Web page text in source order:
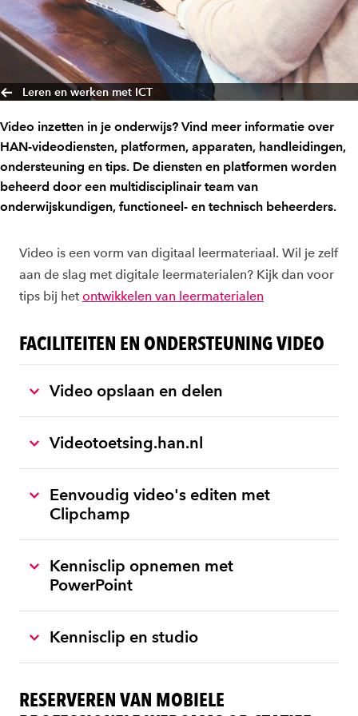
Leren en werken met ICT
Video inzetten in je onderwijs? Vind meer informatie over
HAN-videodiensten, platformen, apparaten, handleidingen,
ondersteuning en tips. De diensten en platformen worden
beheerd door een multidisciplinair team van
onderwijskundigen, functioneel- en technisch beheerders.
Video is een vorm van digitaal leermateriaal. Wil je zelf
aan de slag met digitale leermaterialen? Kijk dan voor
tips bij het ontwikkelen van leermaterialen
FACILITEITEN EN ONDERSTEUNING VIDEO
Video opslaan en delen
Videotoetsing.han.nl
Eenvoudig video's editen met
Clipchamp
Kennisclip opnemen met
PowerPoint
Kennisclip en studio
RESERVEREN VAN MOBIELE